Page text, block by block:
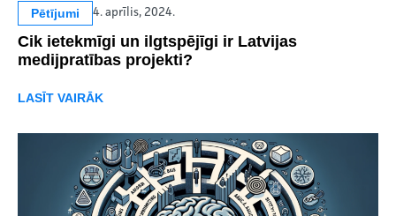
Pētījumi 4. aprīlis, 2024.
Cik ietekmīgi un ilgtspējīgi ir Latvijas
medijpratības projekti?
LASĪT VAIRĀK